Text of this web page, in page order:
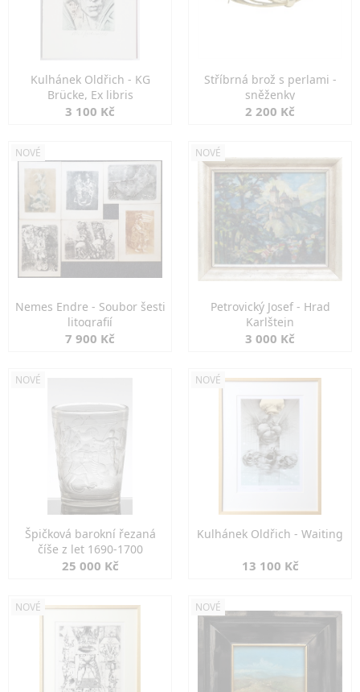
Kulhánek Oldřich - KG
Brücke, Ex libris
3 100 Kč
Stříbrná brož s perlami -
sněženky
2 200 Kč
NOVÉ
Nemes Endre - Soubor šesti
litografií
7 900 Kč
NOVÉ
Petrovický Josef - Hrad
Karlštejn
3 000 Kč
NOVÉ
Špičková barokní řezaná
číše z let 1690-1700
25 000 Kč
NOVÉ
Kulhánek Oldřich - Waiting
13 100 Kč
NOVÉ NOVÉ